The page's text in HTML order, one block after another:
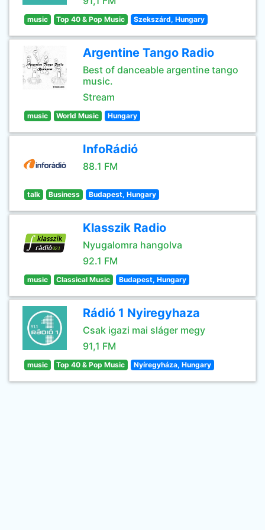
music Top 40 & Pop Music Szekszárd, Hungary
Argentine Tango Radio
Best of danceable argentine tango
music.
Stream
music World Music Hungary
InfoRádió
88.1 FM
talk Business Budapest, Hungary
Klasszik Radio
Nyugalomra hangolva
92.1 FM
music Classical Music Budapest, Hungary
Rádió 1 Nyiregyhaza
Csak igazi mai sláger megy
91,1 FM
music Top 40 & Pop Music Nyíregyháza, Hungary